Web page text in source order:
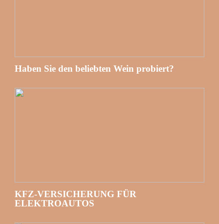
Haben Sie den beliebten Wein probiert?
KFZ-VERSICHERUNG FÜR
ELEKTROAUTOS